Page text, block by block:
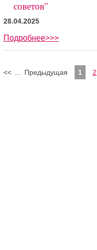
советов"
28.04.2025
Подробнее>>>
<< Предыдущая 1 2